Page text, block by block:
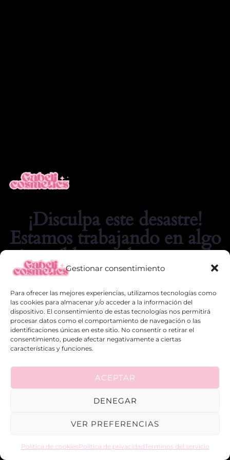
Gestionar consentimiento
Para ofrecer las mejores experiencias, utilizamos tecnologías como
las cookies para almacenar y/o acceder a la información del
dispositivo. El consentimiento de estas tecnologías nos permitirá
procesar datos como el comportamiento de navegación o las
identificaciones únicas en este sitio. No consentir o retirar el
consentimiento, puede afectar negativamente a ciertas
características y funciones.
ACEPTAR
DENEGAR
VER PREFERENCIAS
Política de cookiesPolitica de privacidad Terminos del servicio
¡Disculpa este desastre!
Estamos trabajando en algo
increíble, ¡vuelve pronto!